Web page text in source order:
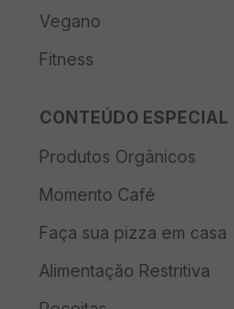
Vegano
Fitness
CONTEÚDO ESPECIAL
Produtos Orgânicos
Momento Café
Faça sua pizza em casa
Alimentação Restritiva